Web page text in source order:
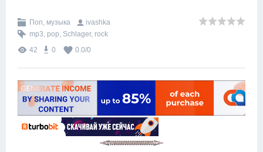
Поп, музыка
ivashka
mp3, pop, Schlager, rock
42
0 0.0/0